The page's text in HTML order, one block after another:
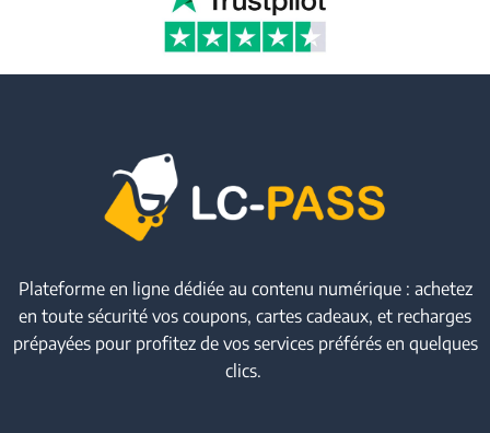
Plateforme en ligne dédiée au contenu numérique : achetez
en toute sécurité vos coupons, cartes cadeaux, et recharges
prépayées pour profitez de vos services préférés en quelques
clics.